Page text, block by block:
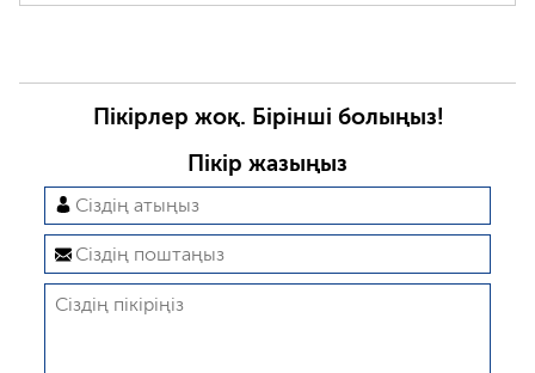
Пікірлер жоқ. Бірінші болыңыз!
Пікір жазыңыз